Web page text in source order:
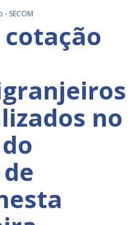
SECOM
no